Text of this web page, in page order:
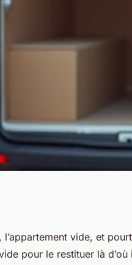
vide, et
pour le restituer là